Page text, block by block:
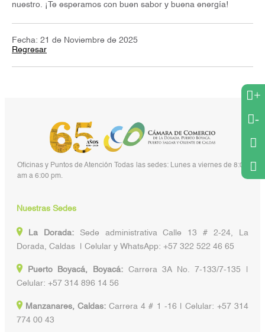
nuestro. ¡Te esperamos con buen sabor y buena energía!
Fecha: 21 de Noviembre de 2025
Regresar
+
-
Oficinas y Puntos de Atención Todas las sedes: Lunes a viernes de 8:00
am a 6:00 pm.
Nuestras Sedes
La Dorada:Sede administrativa Calle 13 # 2-24, La
Dorada, Caldas | Celular y WhatsApp: +57 322 522 46 65
Puerto Boyacá, Boyacá:Carrera 3A No. 7-133/7-135 |
Celular: +57 314 896 14 56
Manzanares, Caldas: Carrera 4 # 1 -16 | Celular: +57 314
774 00 43